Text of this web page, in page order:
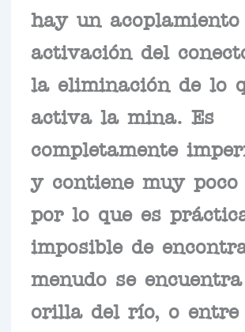
hay un acoplamiento
activación del
la eliminación de lo
activa la mina. Es
completamente
y contiene muy poco
por lo que es
imposible de
menudo se
orilla del río, o entre